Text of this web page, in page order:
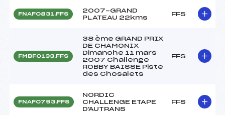
FNAF0831.FFS
2007-GRAND
PLATEAU 22kms
FFS
FMBF0133.FFS
38 ème GRAND PRIX
DE CHAMONIX
Dimanche 11 mars
2007 Challenge
ROBBY BAISSE Piste
des Chosalets
FFS
FNAF0793.FFS
NORDIC
CHALLENGE ETAPE
D'AUTRANS
FFS